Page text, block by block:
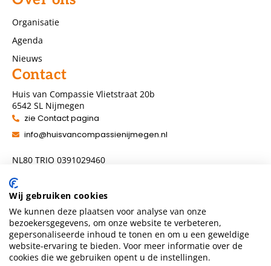
Organisatie
Agenda
Nieuws
Contact
Huis van Compassie Vlietstraat 20b
6542 SL Nijmegen
zie Contact pagina
info@huisvancompassienijmegen.nl
NL80 TRIO 0391029460
Volg ons
Wij gebruiken cookies
We kunnen deze plaatsen voor analyse van onze
bezoekersgegevens, om onze website te verbeteren,
gepersonaliseerde inhoud te tonen en om u een geweldige
website-ervaring te bieden. Voor meer informatie over de
cookies die we gebruiken opent u de instellingen.